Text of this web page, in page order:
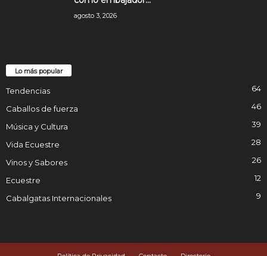
agosto 3, 2026
Lo más popular
Tendencias 64
Caballos de fuerza 46
Música y Cultura 39
Vida Ecuestre 28
Vinos y Sabores 26
Ecuestre 12
Cabalgatas Internacionales 9